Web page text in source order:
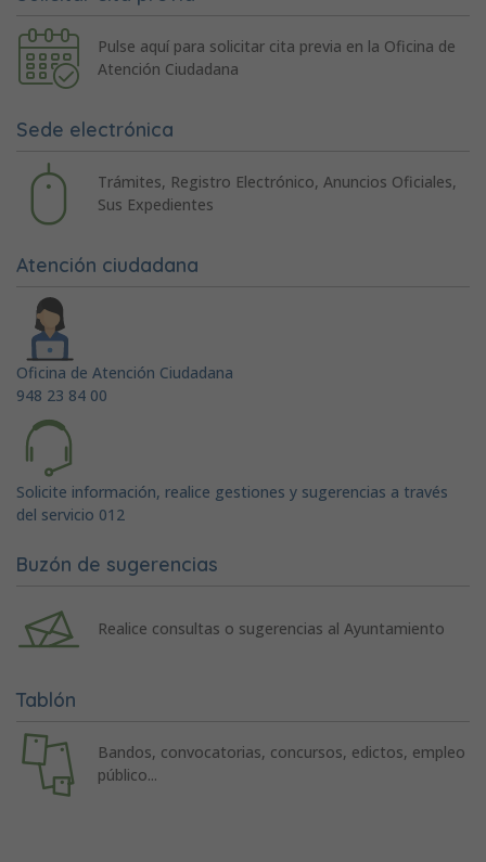
Pulse aquí para solicitar cita previa en la Oficina de
Atención Ciudadana
Sede electrónica
Trámites, Registro Electrónico, Anuncios Oficiales,
Sus Expedientes
Atención ciudadana
Oficina de Atención Ciudadana
948 23 84 00
Solicite información, realice gestiones y sugerencias a través
del servicio 012
Buzón de sugerencias
Realice consultas o sugerencias al Ayuntamiento
Tablón
Bandos, convocatorias, concursos, edictos, empleo
público...